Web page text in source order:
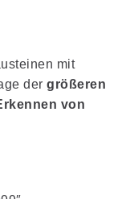
mit
der größeren
von